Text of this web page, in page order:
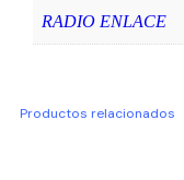
RADIO ENLACE
Productos relacionados